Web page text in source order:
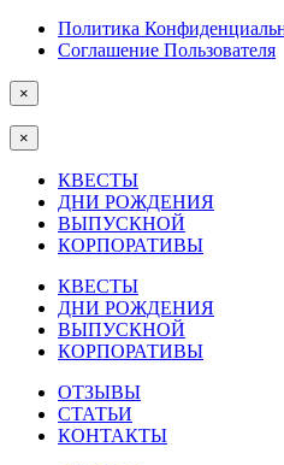
Политика
Соглашение Пользователя
×
×
КВЕСТЫ
ДНИ РОЖДЕНИЯ
ВЫПУСКНОЙ
КОРПОРАТИВЫ
КВЕСТЫ
ДНИ РОЖДЕНИЯ
ВЫПУСКНОЙ
КОРПОРАТИВЫ
ОТЗЫВЫ
СТАТЬИ
КОНТАКТЫ